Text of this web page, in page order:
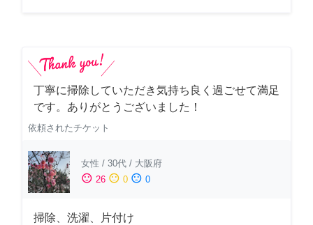
丁寧に掃除していただき気持ち良く過ごせて満足
です。ありがとうございました！
依頼されたチケット
女性 / 30代 / 大阪府
sentiment_satisfied 26 sentiment_neutral 0 sentiment_dissatisfied 0
掃除、洗濯、片付け